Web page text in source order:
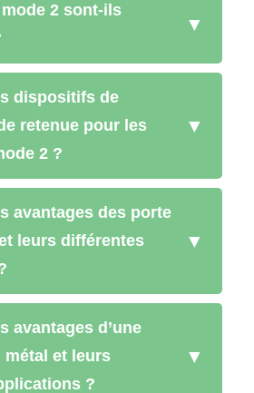
2 sont-ils
▼
dispositifs de
retenue pour les
2 ?
▼
avantages des porte
leurs différentes
▼
avantages d’une
métal et leurs
?
▼